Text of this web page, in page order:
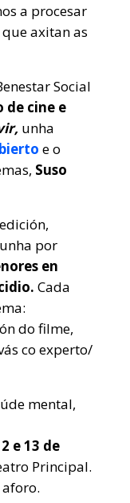
a procesar
axitan as
Social
de cine e
unha
e o
Suso
por
en
Cada
do filme,
co experto/
mental,
e 13 de
Principal.